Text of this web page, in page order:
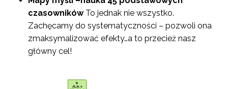
czasownikówTo jednak nie wszystko.
Zachęcamy do systematyczności – pozwoli ona
zmaksymalizować efekty…a to przecież nasz
główny cel!